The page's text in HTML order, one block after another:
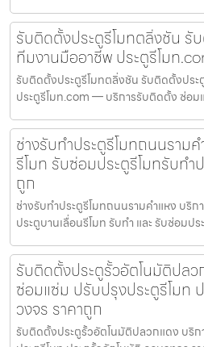
รับติดตั้งประตูรีโมทตลิ่งชัน รั
ทีมงานมืออาชีพ ประตูรีโมท
รับติดตั้งประตูรีโมทตลิ่งชัน รับติดตั้งปร
ประตูรีโมท.com — บริการรับติดตั้ง ซ่อ
ช่างรับทำประตูรีโมทถนนราม
รีโมท รับซ่อมประตูรีโมทรับทำ
ถูก
ช่างรับทำประตูรีโมทถนนรามคำแหง บริ
ประตูบานเลื่อนรีโมท รับทำ และ รับซ่อมป
รับติดตั้งประตูรั้วอัตโนมัติปล
ซ่อมแซ่ม ปรับปรุงประตูรีโมท
วงจร ราคาถูก
รับติดตั้งประตูรั้วอัตโนมัติปลวกแดง บริ